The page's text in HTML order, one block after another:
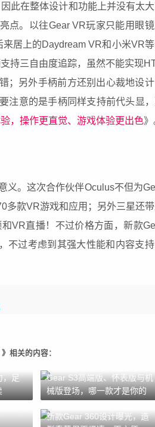
此在整体设计和功能上并没有太
点。以往Gear VR玩家只能用眼
居上的Daydream VR和小米VR
持三自由度追踪，虽然不能实现
；另外手柄前方还别出心裁地设计
注意的是手柄同样支持前代头显
，操作更直觉、游戏体验更出色》
义。这次合作伙伴Oculus不但为
多款VR游戏和应用；另外三星还
VR直播！不过价格方面，新款
过考虑到其强大性能和内容支持
相关的内容：
，足
Gear S3高端版、怀表版与机
械版登场，哪一款才是你的
新款Gear 360设计曝光，造